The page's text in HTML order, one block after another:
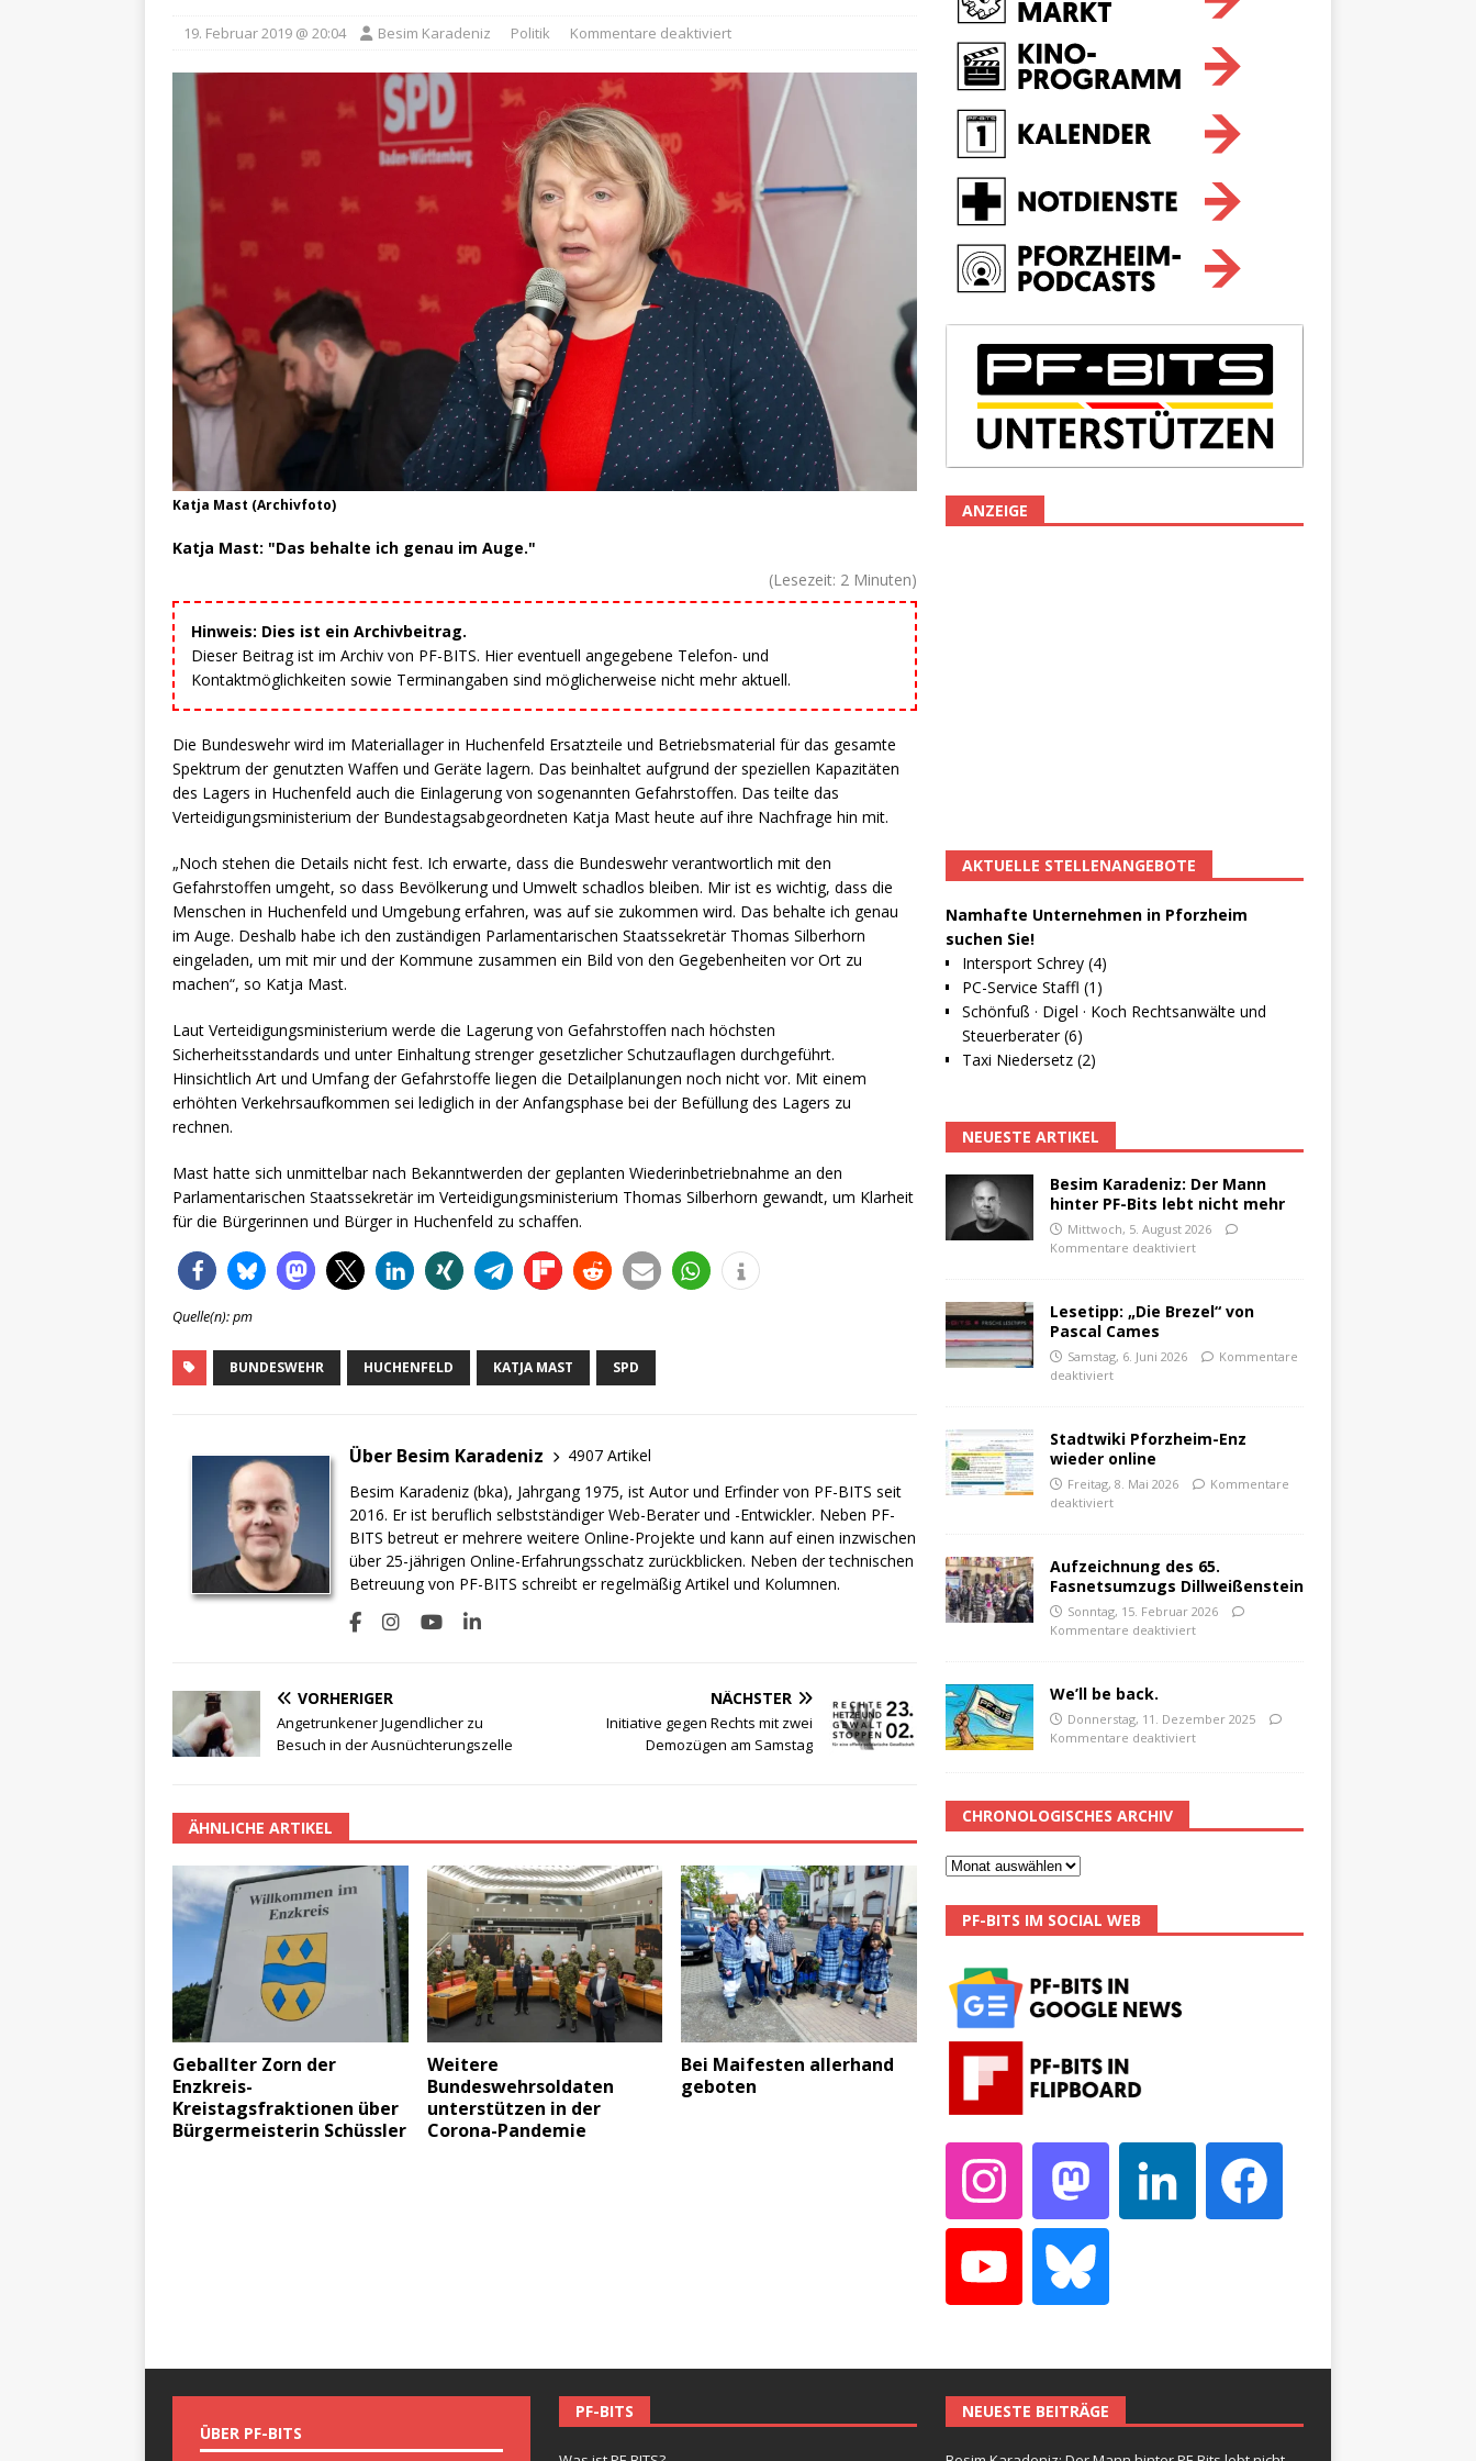
19. Februar 2019 @ 20:04 Besim Karadeniz Politik Kommentare deaktiviert
Katja Mast (Archivfoto)
Katja Mast: "Das behalte ich genau im Auge."
(Lesezeit: 2 Minuten)
Hinweis: Dies ist ein Archivbeitrag.
Dieser Beitrag ist im Archiv von PF-BITS. Hier eventuell angegebene Telefon- und
Kontaktmöglichkeiten sowie Terminangaben sind möglicherweise nicht mehr aktuell.
Die Bundeswehr wird im Materiallager in Huchenfeld Ersatzteile und Betriebsmaterial für das gesamte
Spektrum der genutzten Waffen und Geräte lagern. Das beinhaltet aufgrund der speziellen Kapazitäten
des Lagers in Huchenfeld auch die Einlagerung von sogenannten Gefahrstoffen. Das teilte das
Verteidigungsministerium der Bundestagsabgeordneten Katja Mast heute auf ihre Nachfrage hin mit.
„Noch stehen die Details nicht fest. Ich erwarte, dass die Bundeswehr verantwortlich mit den
Gefahrstoffen umgeht, so dass Bevölkerung und Umwelt schadlos bleiben. Mir ist es wichtig, dass die
Menschen in Huchenfeld und Umgebung erfahren, was auf sie zukommen wird. Das behalte ich genau
im Auge. Deshalb habe ich den zuständigen Parlamentarischen Staatssekretär Thomas Silberhorn
eingeladen, um mit mir und der Kommune zusammen ein Bild von den Gegebenheiten vor Ort zu
machen“, so Katja Mast.
Laut Verteidigungsministerium werde die Lagerung von Gefahrstoffen nach höchsten
Sicherheitsstandards und unter Einhaltung strenger gesetzlicher Schutzauflagen durchgeführt.
Hinsichtlich Art und Umfang der Gefahrstoffe liegen die Detailplanungen noch nicht vor. Mit einem
erhöhten Verkehrsaufkommen sei lediglich in der Anfangsphase bei der Befüllung des Lagers zu
rechnen.
Mast hatte sich unmittelbar nach Bekanntwerden der geplanten Wiederinbetriebnahme an den
Parlamentarischen Staatssekretär im Verteidigungsministerium Thomas Silberhorn gewandt, um Klarheit
für die Bürgerinnen und Bürger in Huchenfeld zu schaffen.
Quelle(n): pm
BUNDESWEHR HUCHENFELD KATJA MAST SPD
Über Besim Karadeniz
4907 Artikel
Besim Karadeniz (bka), Jahrgang 1975, ist Autor und Erfinder von PF-BITS seit
2016. Er ist beruflich selbstständiger Web-Berater und -Entwickler. Neben PF-
BITS betreut er mehrere weitere Online-Projekte und kann auf einen inzwischen
über 25-jährigen Online-Erfahrungsschatz zurückblicken. Neben der technischen
Betreuung von PF-BITS schreibt er regelmäßig Artikel und Kolumnen.
VORHERIGER
Angetrunkener Jugendlicher zu
Besuch in der Ausnüchterungszelle
NÄCHSTER
Initiative gegen Rechts mit zwei
Demozügen am Samstag
ÄHNLICHE ARTIKEL
Geballter Zorn der
Enzkreis-
Kreistagsfraktionen über
Bürgermeisterin Schüssler
Weitere
Bundeswehrsoldaten
unterstützen in der
Corona-Pandemie
Bei Maifesten allerhand
geboten
ANZEIGE
AKTUELLE STELLENANGEBOTE
Namhafte Unternehmen in Pforzheim
suchen Sie!
Intersport Schrey (4)
PC-Service Staffl (1)
Schönfuß · Digel · Koch Rechtsanwälte und
Steuerberater (6)
Taxi Niedersetz (2)
NEUESTE ARTIKEL
Besim Karadeniz: Der Mann
hinter PF-Bits lebt nicht mehr
Mittwoch, 5. August 2026
Kommentare deaktiviert
Lesetipp: „Die Brezel“ von
Pascal Cames
Samstag, 6. Juni 2026
Kommentare
deaktiviert
Stadtwiki Pforzheim-Enz
wieder online
Freitag, 8. Mai 2026
Kommentare
deaktiviert
Aufzeichnung des 65.
Fasnetsumzugs Dillweißenstein
Sonntag, 15. Februar 2026
Kommentare deaktiviert
We’ll be back.
Donnerstag, 11. Dezember 2025
Kommentare deaktiviert
CHRONOLOGISCHES ARCHIV
PF-BITS IM SOCIAL WEB
ÜBER PF-BITS
PF-BITS NEUESTE BEITRÄGE